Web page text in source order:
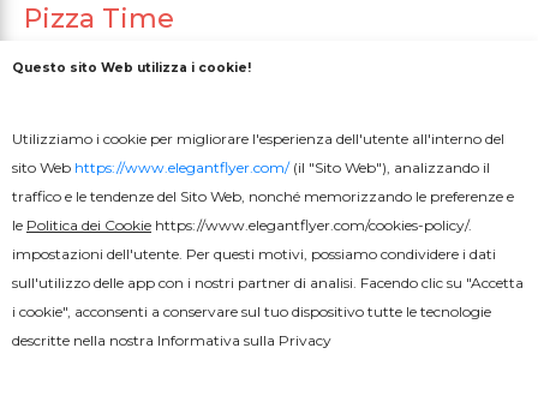
Pizza Time
Questo sito Web utilizza i cookie!
Utilizziamo i cookie per migliorare l'esperienza dell'utente all'interno del
sito Web https://www.elegantflyer.com/(il "Sito Web"), analizzando il
traffico e le tendenze del Sito Web, nonché memorizzando le preferenze e
le Politica dei Cookie https://www.elegantflyer.com/cookies-policy/.
impostazioni dell'utente. Per questi motivi, possiamo condividere i dati
sull'utilizzo delle app con i nostri partner di analisi. Facendo clic su "Accetta
i cookie", acconsenti a conservare sul tuo dispositivo tutte le tecnologie
descritte nella nostra Informativa sulla Privacy